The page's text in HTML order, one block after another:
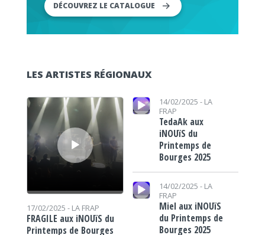
DÉCOUVREZ LE CATALOGUE
LES ARTISTES RÉGIONAUX
Lecteur audio
17/02/2025 - LA FRAP
FRAGILE aux iNOUïS du
Printemps de Bourges
Lecteur audio 14/02/2025 - LA
FRAP
TedaAk aux
iNOUïS du
Printemps de
Bourges 2025
Lecteur audio
14/02/2025 - LA
FRAP
Miel aux iNOUïS
du Printemps de
Bourges 2025